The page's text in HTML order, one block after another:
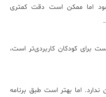
اما ممکن است دقت کمتری
برای کودکان کاربردی‌تر است،
ندارد. اما بهتر است طبق برنامه